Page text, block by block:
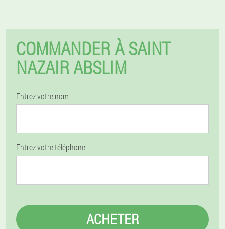
COMMANDER À SAINT
NAZAIR ABSLIM
Entrez votre nom
Entrez votre téléphone
ACHETER